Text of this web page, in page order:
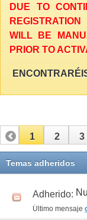
DUE TO
WILL BE
PRIOR TO
1 2 3
11 12
Temas adheridos
Adherido:
Último mensaje